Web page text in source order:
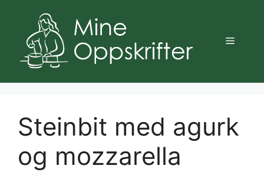
innhold
Meny
Steinbit med agurk
og mozzarella